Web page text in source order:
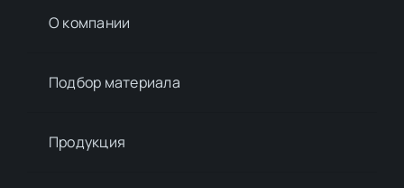
О компании
Подбор материалa
Продукция